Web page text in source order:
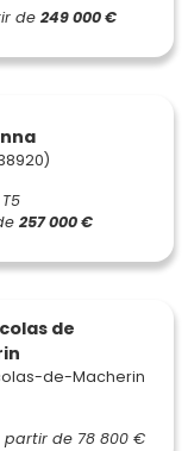
de 249 000 €
257 000 €
de
de-Macherin
partir de 78 800 €